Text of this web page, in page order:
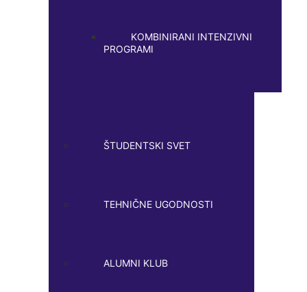
KOMBINIRANI INTENZIVNI
PROGRAMI
ŠTUDENTSKI SVET
TEHNIČNE UGODNOSTI
ALUMNI KLUB